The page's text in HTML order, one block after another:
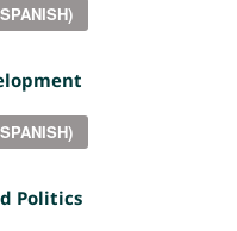
Politics